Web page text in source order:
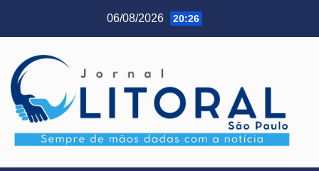
06/08/2026 20:26